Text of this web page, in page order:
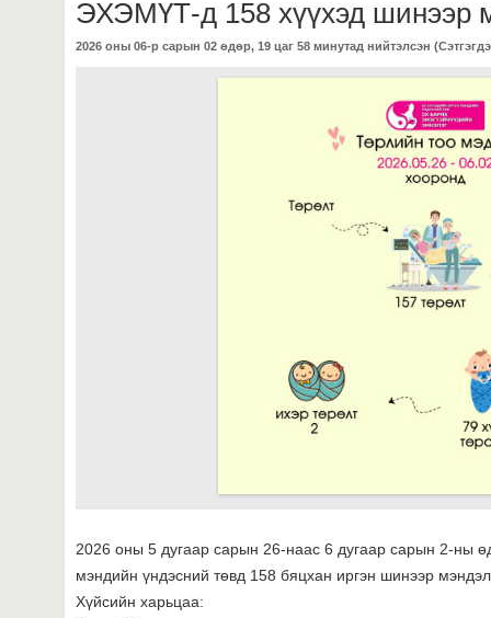
ЭХЭМҮТ-д 158 хүүхэд шинээр
2026 оны 06-р сарын 02 өдөр, 19 цаг 58 минутад нийтэлсэн (
2026 оны 5 дугаар сарын 26-наас 6 дугаар сарын 2-ны
мэндийн үндэсний төвд 158 бяцхан иргэн шинээр
Хүйсийн харьцаа: